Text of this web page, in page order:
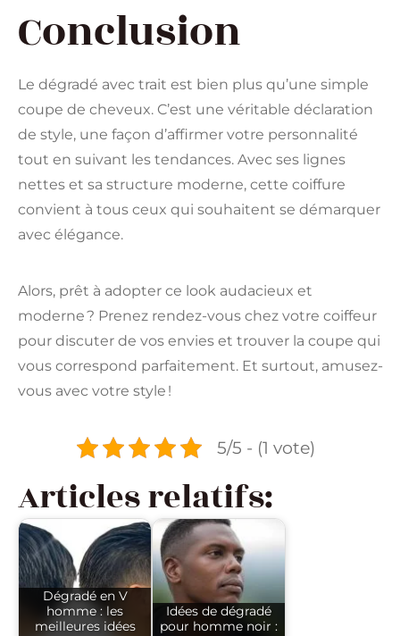
Conclusion
Le dégradé avec trait est bien plus qu’une simple
coupe de cheveux. C’est une véritable déclaration
de style, une façon d’affirmer votre personnalité
tout en suivant les tendances. Avec ses lignes
nettes et sa structure moderne, cette coiffure
convient à tous ceux qui souhaitent se démarquer
avec élégance.
Alors, prêt à adopter ce look audacieux et
moderne ? Prenez rendez-vous chez votre coiffeur
pour discuter de vos envies et trouver la coupe qui
vous correspond parfaitement. Et surtout, amusez-
vous avec votre style !
5/5 - (1 vote)
Articles relatifs:
Dégradé en V
homme : les
meilleures idées
Idées de dégradé
pour homme noir :